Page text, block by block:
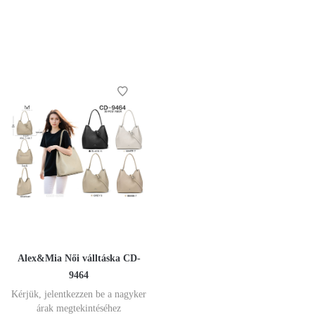
Alex&Mia Női válltáska CD-
9464
Kérjük, jelentkezzen be a nagyker
árak megtekintéséhez